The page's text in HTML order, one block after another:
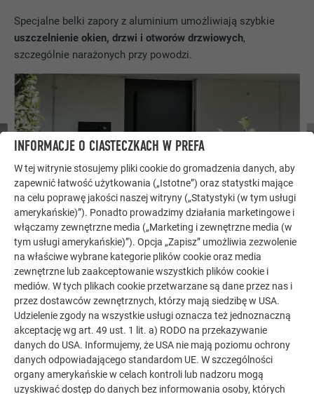
Specjalne belki zapory z aluminium umożliwiają szybkie
uszczelnienie okien, drzwi i otworów drzwiowych,
szczególnie narażonych przy powodzi.
CZĘŚCIOWO MOBILNA OCHRONA PRZECIWPOWODZIOWA DRZWI
WEJŚCIOWYCH
Specjalne profile z aluminium, stosowane jako ochrona
obiektowa, nadają się do skutecznego zamykania drzwi,
bram i okien.
INFORMACJE O CIASTECZKACH W PREFA
W tej witrynie stosujemy pliki cookie do gromadzenia danych, aby
zapewnić łatwość użytkowania („Istotne”) oraz statystki mające
na celu poprawę jakości naszej witryny („Statystyki (w tym usługi
amerykańskie)”). Ponadto prowadzimy działania marketingowe i
włączamy zewnętrzne media („Marketing i zewnętrzne media (w
tym usługi amerykańskie)”). Opcja „Zapisz” umożliwia zezwolenie
na właściwe wybrane kategorie plików cookie oraz media
zewnętrzne lub zaakceptowanie wszystkich plików cookie i
mediów. W tych plikach cookie przetwarzane są dane przez nas i
przez dostawców zewnętrznych, którzy mają siedzibę w USA.
Udzielenie zgody na wszystkie usługi oznacza też jednoznaczną
akceptację wg art. 49 ust. 1 lit. a) RODO na przekazywanie
danych do USA. Informujemy, że USA nie mają poziomu ochrony
danych odpowiadającego standardom UE. W szczególności
organy amerykańskie w celach kontroli lub nadzoru mogą
uzyskiwać dostęp do danych bez informowania osoby, których